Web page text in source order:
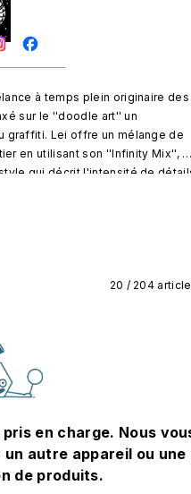
à temps plein originaire des
sur le ''doodle art'' un
graffiti. Lei offre un mélange de
en utilisant son ''Infinity Mix'',
qui décrit l'intensité de
20 / 204
en charge. Nous
un autre appareil ou une
de produits.